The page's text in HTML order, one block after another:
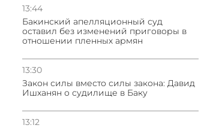
13:44
Бакинский апелляционный суд
оставил без изменений приговоры в
отношении пленных армян
13:30
Закон силы вместо силы закона: Давид
Ишханян о судилище в Баку
13:12